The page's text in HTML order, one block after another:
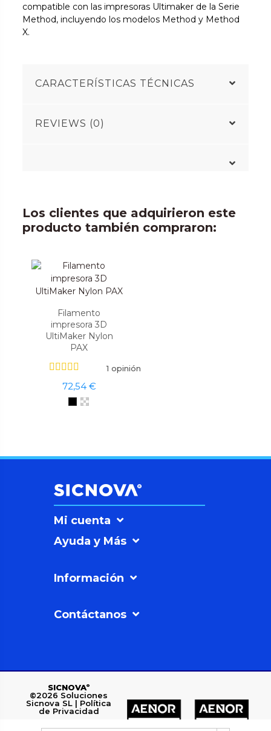
compatible con las impresoras Ultimaker de la Serie
Method, incluyendo los modelos Method y Method
X.
CARACTERÍSTICAS TÉCNICAS
REVIEWS (0)
Los clientes que adquirieron este
producto también compraron:
Filamento
impresora 3D
UltiMaker Nylon
PAX
1 opinión
72,54 €
Mi cuenta
Ayuda y Más
Información
Contáctanos
SICNOVAº
©2026 Soluciones
Sicnova SL | Política
de Privacidad